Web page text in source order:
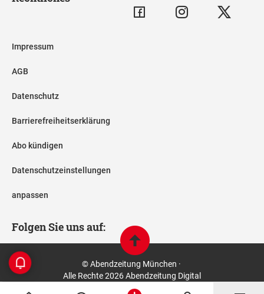
Impressum
AGB
Datenschutz
Barrierefreiheitserklärung
Abo kündigen
Datenschutzeinstellungen
anpassen
Folgen Sie uns auf:
© Abendzeitung München ·
Alle Rechte 2026 Abendzeitung Digital